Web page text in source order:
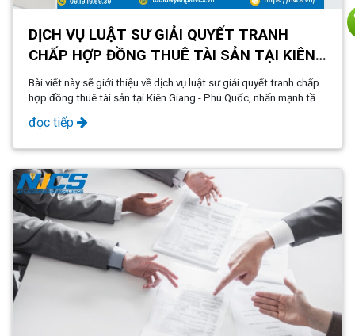
DỊCH VỤ LUẬT SƯ GIẢI QUYẾT TRANH
CHẤP HỢP ĐỒNG THUÊ TÀI SẢN TẠI KIÊN
GIANG - PHÚ QUỐC
Bài viết này sẽ giới thiệu về dịch vụ luật sư giải quyết tranh chấp
hợp đồng thuê tài sản tại Kiên Giang - Phú Quốc, nhấn mạnh tầm
quan trọng của việc sử dụng dịch vụ pháp lý chuyên nghiệp trong
việc đảm bảo sự minh bạch, công bằng và hợp pháp trong các
đọc tiếp